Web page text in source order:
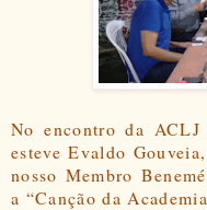
No encontro da ACLJ
esteve Evaldo
nosso Membro
a “Canção da